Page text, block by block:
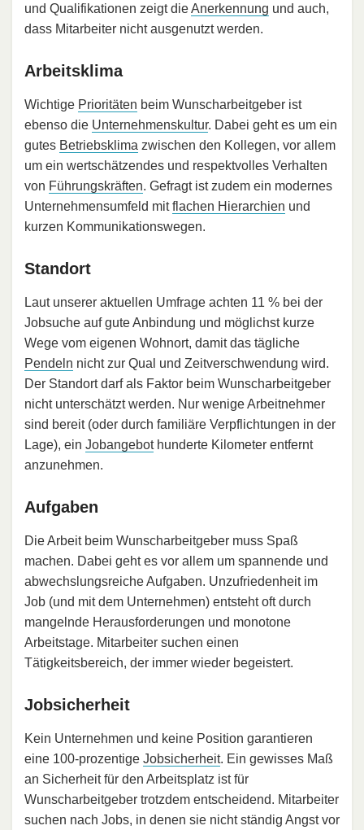
und Qualifikationen zeigt dieAnerkennung und auch,
dass Mitarbeiter nicht ausgenutzt werden.
Arbeitsklima
Wichtige Prioritäten beim Wunscharbeitgeber ist
ebenso die Unternehmenskultur. Dabei geht es um ein
gutes Betriebsklima zwischen den Kollegen, vor allem
um ein wertschätzendes und respektvolles Verhalten
von Führungskräften. Gefragt ist zudem ein modernes
Unternehmensumfeld mitflachen Hierarchien und
kurzen Kommunikationswegen.
Standort
Laut unserer aktuellen Umfrage achten 11 % bei der
Jobsuche auf gute Anbindung und möglichst kurze
Wege vom eigenen Wohnort, damit das tägliche
Pendeln nicht zur Qual und Zeitverschwendung wird.
Der Standort darf als Faktor beim Wunscharbeitgeber
nicht unterschätzt werden. Nur wenige Arbeitnehmer
sind bereit (oder durch familiäre Verpflichtungen in der
Lage), ein Jobangebothunderte Kilometer entfernt
anzunehmen.
Aufgaben
Die Arbeit beim Wunscharbeitgeber muss Spaß
machen. Dabei geht es vor allem um spannende und
abwechslungsreiche Aufgaben. Unzufriedenheit im
Job (und mit dem Unternehmen) entsteht oft durch
mangelnde Herausforderungen und monotone
Arbeitstage. Mitarbeiter suchen einen
Tätigkeitsbereich, der immer wieder begeistert.
Jobsicherheit
Kein Unternehmen und keine Position garantieren
eine 100-prozentige Jobsicherheit. Ein gewisses Maß
an Sicherheit für den Arbeitsplatz ist für
Wunscharbeitgeber trotzdem entscheidend. Mitarbeiter
suchen nach Jobs, in denen sie nicht ständig Angst vor